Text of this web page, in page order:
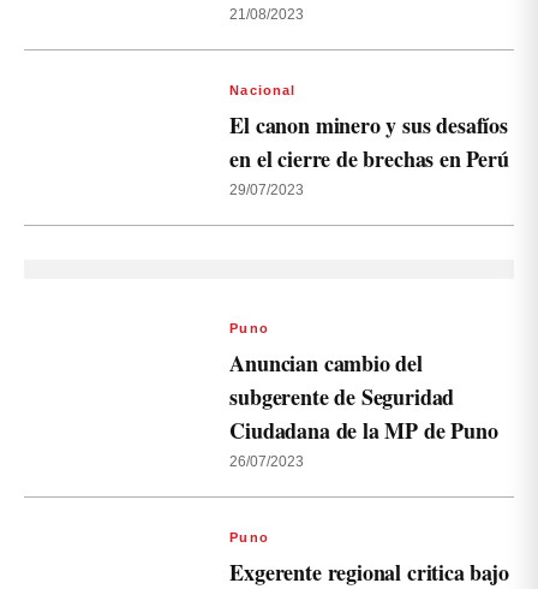
21/08/2023
Nacional
El canon minero y sus desafíos
en el cierre de brechas en Perú
29/07/2023
Puno
Anuncian cambio del
subgerente de Seguridad
Ciudadana de la MP de Puno
26/07/2023
Puno
Exgerente regional critica bajo